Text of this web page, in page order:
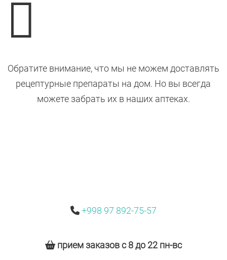

Обратите внимание, что мы не можем доставлять
рецептурные препараты на дом. Но вы всегда
можете забрать их в наших аптеках.
+998 97 892-75-57
прием заказов с 8 до 22 пн-вс